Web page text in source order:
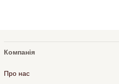
Компанія
Про нас